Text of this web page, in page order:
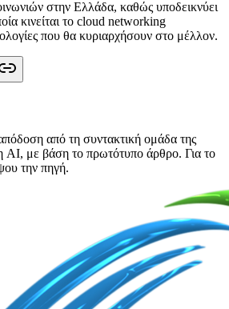
στην Ελλάδα, καθώς υποδεικνύει
κινείται το cloud networking
που θα κυριαρχήσουν στο μέλλον.
από τη συντακτική ομάδα της
με βάση το πρωτότυπο άρθρο. Για το
την πηγή.